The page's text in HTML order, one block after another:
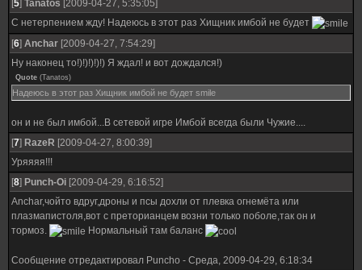
[5] Tanatos [2009-04-27, 5:35:05]
С нетерпением жду! Надеюсь в этот раз Хищник имбой не будет
[6] Anchar [2009-04-27, 7:54:29]
Ну наконец то!)!)!)!)!) Я ждал! и вот дождался!)
Quote (Tanatos)
Надеюсь в этот раз Хищник имбой не будет smile
он и не был имбой...В сетевой игре Имбой всегда были Чужие....
[7] RazeR [2009-04-27, 8:00:39]
Уряяяя!!!
[8] Punch-Oi [2009-04-29, 6:16:52]
Anchar,чойто вдруг,дроны и псы дохли от плевка огнемёта или
плазмапистоля,вот с преторианцем возни только поболе,так он и
тормоз.
Нормальный там баланс
Сообщение отредактировал Puncho - Среда, 2009-04-29, 6:18:34